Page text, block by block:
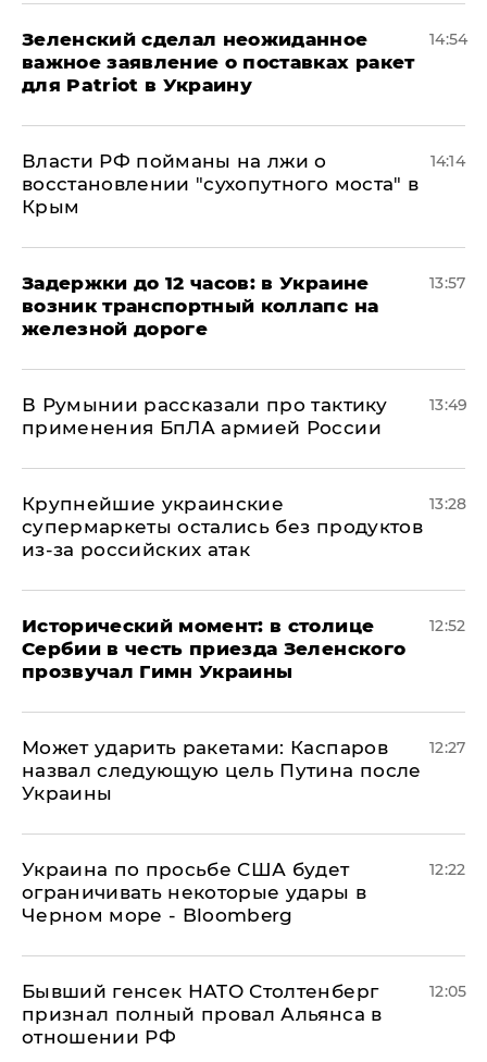
Зеленский сделал неожиданное
важное заявление о поставках ракет
для Patriot в Украину
14:54
Власти РФ пойманы на лжи о
восстановлении "сухопутного моста" в
Крым
14:14
Задержки до 12 часов: в Украине
возник транспортный коллапс на
железной дороге
13:57
В Румынии рассказали про тактику
применения БпЛА армией России
13:49
Крупнейшие украинские
супермаркеты остались без продуктов
из-за российских атак
13:28
Исторический момент: в столице
Сербии в честь приезда Зеленского
прозвучал Гимн Украины
12:52
Может ударить ракетами: Каспаров
назвал следующую цель Путина после
Украины
12:27
Украина по просьбе США будет
ограничивать некоторые удары в
Черном море - Bloomberg
12:22
Бывший генсек НАТО Столтенберг
признал полный провал Альянса в
отношении РФ
12:05